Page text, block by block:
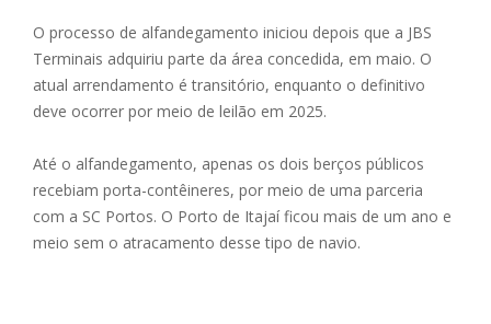
O processo de alfandegamento iniciou depois que a JBS
Terminais adquiriu parte da área concedida, em maio. O
atual arrendamento é transitório, enquanto o definitivo
deve ocorrer por meio de leilão em 2025.
Até o alfandegamento, apenas os dois berços públicos
recebiam porta-contêineres, por meio de uma parceria
com a SC Portos. O Porto de Itajaí ficou mais de um ano e
meio sem o atracamento desse tipo de navio.